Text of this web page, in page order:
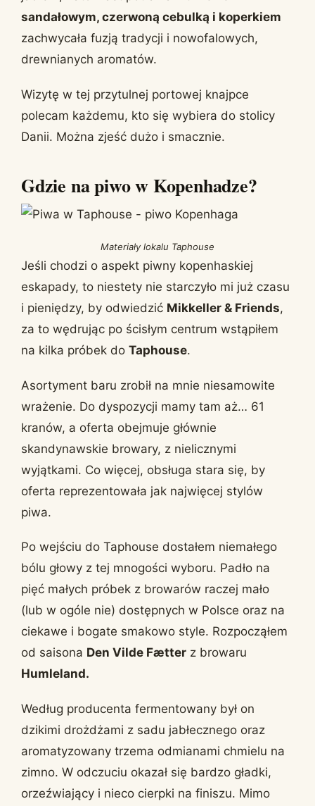
sandałowym, czerwoną cebulką i koperkiem
zachwycała fuzją tradycji i nowofalowych,
drewnianych aromatów.
Wizytę w tej przytulnej portowej knajpce
polecam każdemu, kto się wybiera do stolicy
Danii. Można zjeść dużo i smacznie.
Gdzie na piwo w Kopenhadze?
Materiały lokalu Taphouse
Jeśli chodzi o aspekt piwny kopenhaskiej
eskapady, to niestety nie starczyło mi już czasu
i pieniędzy, by odwiedzić Mikkeller & Friends,
za to wędrując po ścisłym centrum wstąpiłem
na kilka próbek do Taphouse.
Asortyment baru zrobił na mnie niesamowite
wrażenie. Do dyspozycji mamy tam aż… 61
kranów, a oferta obejmuje głównie
skandynawskie browary, z nielicznymi
wyjątkami. Co więcej, obsługa stara się, by
oferta reprezentowała jak najwięcej stylów
piwa.
Po wejściu do Taphouse dostałem niemałego
bólu głowy z tej mnogości wyboru. Padło na
pięć małych próbek z browarów raczej mało
(lub w ogóle nie) dostępnych w Polsce oraz na
ciekawe i bogate smakowo style. Rozpocząłem
od saisona Den Vilde Fætter z browaru
Humleland.
Według producenta fermentowany był on
dzikimi drożdżami z sadu jabłecznego oraz
aromatyzowany trzema odmianami chmielu na
zimno. W odczuciu okazał się bardzo gładki,
orzeźwiający i nieco cierpki na finiszu. Mimo